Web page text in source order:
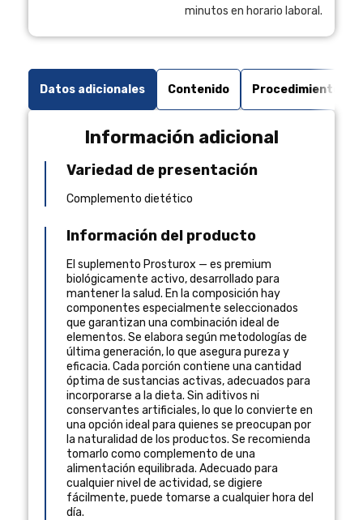
minutos en horario laboral.
Datos adicionales Contenido Procedimiento de
Información adicional
Variedad de presentación
Complemento dietético
Información del producto
El suplemento Prosturox — es premium
biológicamente activo, desarrollado para
mantener la salud. En la composición hay
componentes especialmente seleccionados
que garantizan una combinación ideal de
elementos. Se elabora según metodologías de
última generación, lo que asegura pureza y
eficacia. Cada porción contiene una cantidad
óptima de sustancias activas, adecuados para
incorporarse a la dieta. Sin aditivos ni
conservantes artificiales, lo que lo convierte en
una opción ideal para quienes se preocupan por
la naturalidad de los productos. Se recomienda
tomarlo como complemento de una
alimentación equilibrada. Adecuado para
cualquier nivel de actividad, se digiere
fácilmente, puede tomarse a cualquier hora del
día.